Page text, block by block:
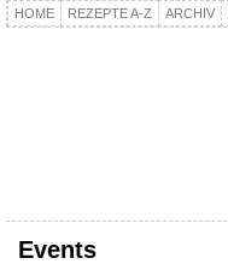
HOME REZEPTE A-Z ARCHIV
Events